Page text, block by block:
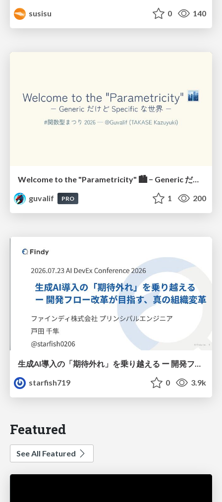
susisu
0 140
Welcome to the "Parametricity" 🏙️ − Generic だけど Specific な世界 −
guvalif
PRO 1 200
生成AI導入の「期待外れ」を乗り越える ー 開発フロー改革が目指す、真の組織変革
starfish719
0 3.9k
Featured
See All Featured